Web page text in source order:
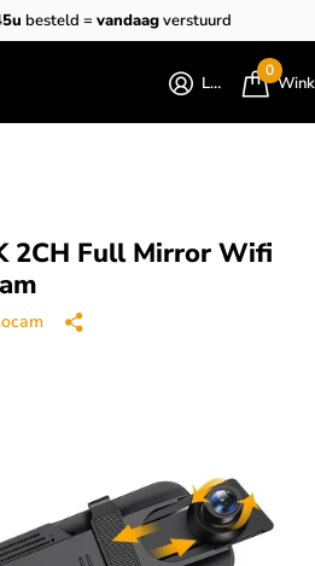
besteld = vandaagverstuurd
Login
0
2CH Full Mirror Wifi